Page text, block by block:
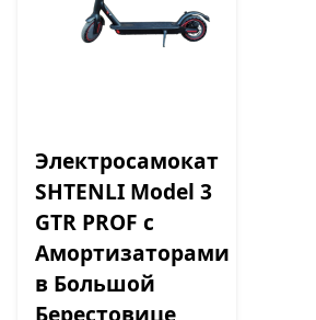
Электросамокат
SHTENLI Model 3
GTR PROF с
Амортизаторами
в Большой
Берестовице